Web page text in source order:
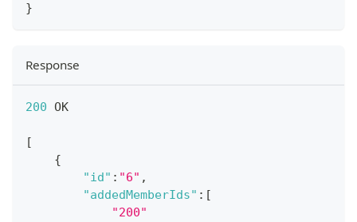
}
Response
200 OK
[
{
"id" : "6" ,
"addedMemberIds" : [
"200"